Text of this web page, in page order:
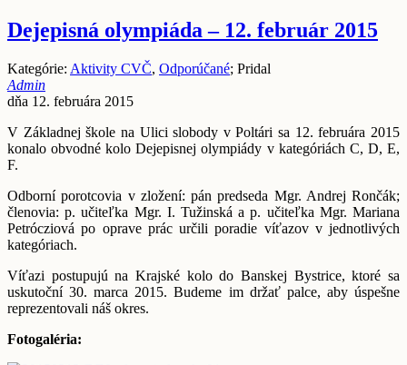
Dejepisná olympiáda – 12. február 2015
Kategórie: Aktivity CVČ, Odporúčané; Pridal
Admin
dňa 12. februára 2015
V Základnej škole na Ulici slobody v Poltári sa 12. februára 2015
konalo obvodné kolo Dejepisnej olympiády v kategóriách C, D, E,
F.
Odborní porotcovia v zložení: pán predseda Mgr. Andrej Rončák;
členovia: p. učiteľka Mgr. I. Tužinská a p. učiteľka Mgr. Mariana
Petrócziová po oprave prác určili poradie víťazov v jednotlivých
kategóriach.
Víťazi postupujú na Krajské kolo do Banskej Bystrice, ktoré sa
uskutoční 30. marca 2015. Budeme im držať palce, aby úspešne
reprezentovali náš okres.
Fotogaléria: